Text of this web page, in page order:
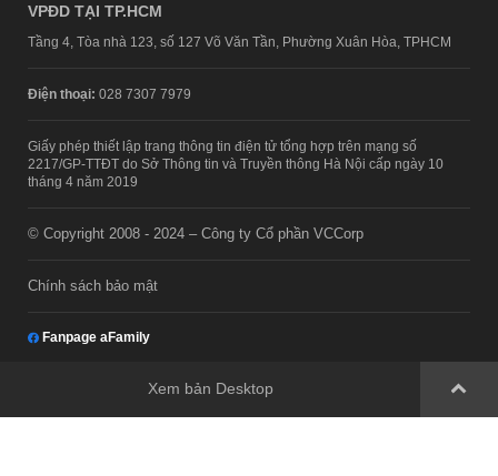
VPĐD TẠI TP.HCM
Tầng 4, Tòa nhà 123, số 127 Võ Văn Tần, Phường Xuân Hòa, TPHCM
Điện thoại: 028 7307 7979
Giấy phép thiết lập trang thông tin điện tử tổng hợp trên mạng số
2217/GP-TTĐT do Sở Thông tin và Truyền thông Hà Nội cấp ngày 10
tháng 4 năm 2019
© Copyright 2008 - 2024 – Công ty Cổ phần VCCorp
Chính sách bảo mật
Fanpage aFamily
Xem bản Desktop